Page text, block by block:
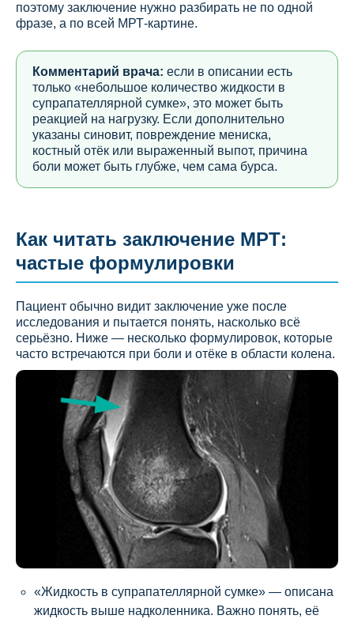
поэтому заключение нужно разбирать не по одной
фразе, а по всей МРТ-картине.
Комментарий врача: если в описании есть
только «небольшое количество жидкости в
супрапателлярной сумке», это может быть
реакцией на нагрузку. Если дополнительно
указаны синовит, повреждение мениска,
костный отёк или выраженный выпот, причина
боли может быть глубже, чем сама бурса.
Как читать заключение МРТ:
частые формулировки
Пациент обычно видит заключение уже после
исследования и пытается понять, насколько всё
серьёзно. Ниже — несколько формулировок, которые
часто встречаются при боли и отёке в области колена.
«Жидкость в супрапателлярной сумке» — описана
жидкость выше надколенника. Важно понять, её